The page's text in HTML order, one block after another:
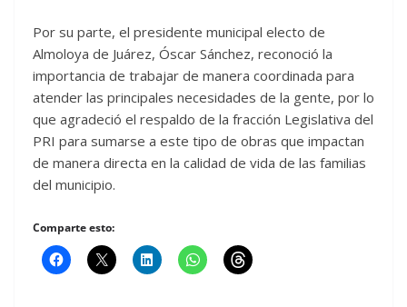
Por su parte, el presidente municipal electo de
Almoloya de Juárez, Óscar Sánchez, reconoció la
importancia de trabajar de manera coordinada para
atender las principales necesidades de la gente, por lo
que agradeció el respaldo de la fracción Legislativa del
PRI para sumarse a este tipo de obras que impactan
de manera directa en la calidad de vida de las familias
del municipio.
Comparte esto: